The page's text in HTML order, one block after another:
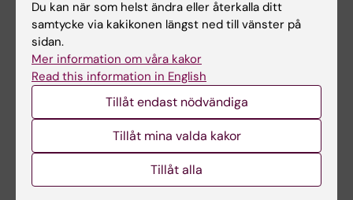
No
Redaktör: Lilian Pagrot
Sidan uppdaterad:2026-02-17
Du kan när som helst ändra eller återkalla ditt
samtycke via kakikonen längst ned till vänster på
sidan.
Mer information om våra kakor
Read this information in English
Tillåt endast nödvändiga
Tillåt mina valda kakor
Tillåt alla